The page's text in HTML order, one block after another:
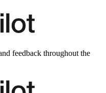
feedback throughout the